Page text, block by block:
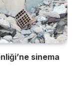
sinema